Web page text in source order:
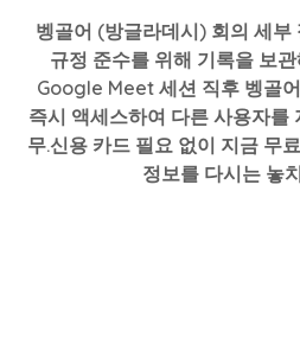
벵골어 (방글라데시) 회의 세
규정 준수를 위해 기록을 보
Google Meet 세션 직후 벵골
즉시 액세스하여 다른 사용자를
무.신용 카드 필요 없이 지금 무
정보를 다시는 놓